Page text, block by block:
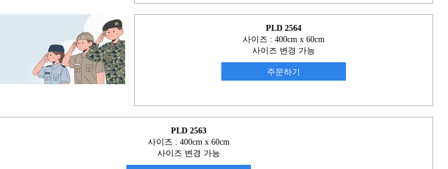
PLD 2564
사이즈 : 400cm x 60cm
사이즈 변경 가능
주문하기
PLD 2563
사이즈 : 400cm x 60cm
사이즈 변경 가능